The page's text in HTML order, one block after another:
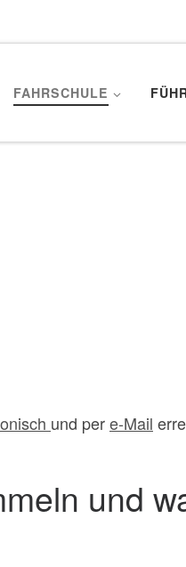
FAHRSCHULE
und pere-Mail
und